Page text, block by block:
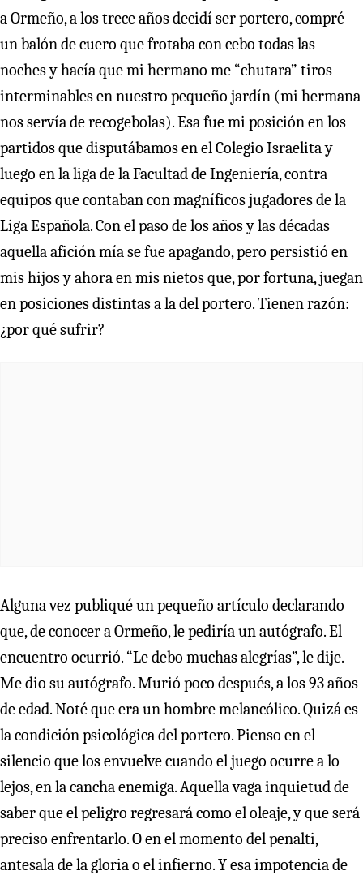
a Ormeño, a los trece años decidí ser portero, compré
un balón de cuero que frotaba con cebo todas las
noches y hacía que mi hermano me “chutara” tiros
interminables en nuestro pequeño jardín (mi hermana
nos servía de recogebolas). Esa fue mi posición en los
partidos que disputábamos en el Colegio Israelita y
luego en la liga de la Facultad de Ingeniería, contra
equipos que contaban con magníficos jugadores de la
Liga Española. Con el paso de los años y las décadas
aquella afición mía se fue apagando, pero persistió en
mis hijos y ahora en mis nietos que, por fortuna, juegan
en posiciones distintas a la del portero. Tienen razón:
¿por qué sufrir?
Alguna vez publiqué un pequeño artículo declarando
que, de conocer a Ormeño, le pediría un autógrafo. El
encuentro ocurrió. “Le debo muchas alegrías”, le dije.
Me dio su autógrafo. Murió poco después, a los 93 años
de edad. Noté que era un hombre melancólico. Quizá es
la condición psicológica del portero. Pienso en el
silencio que los envuelve cuando el juego ocurre a lo
lejos, en la cancha enemiga. Aquella vaga inquietud de
saber que el peligro regresará como el oleaje, y que será
preciso enfrentarlo. O en el momento del penalti,
antesala de la gloria o el infierno. Y esa impotencia de